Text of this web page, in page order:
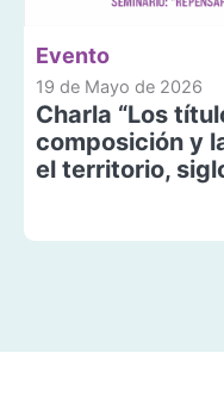
Evento
19 de Mayo de 2026
Charla “Los
composición y
el territorio,